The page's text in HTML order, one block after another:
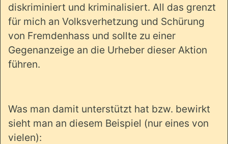
diskriminiert und kriminalisiert. All das grenzt
für mich an Volksverhetzung und Schürung
von Fremdenhass und sollte zu einer
Gegenanzeige an die Urheber dieser Aktion
führen.
Was man damit unterstützt hat bzw. bewirkt
sieht man an diesem Beispiel (nur eines von
vielen):